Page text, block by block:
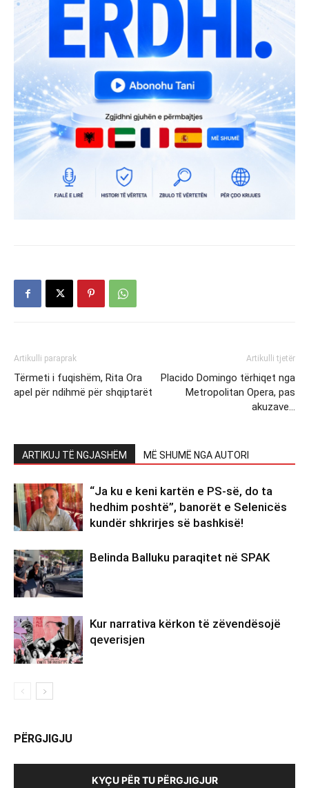
Artikulli paraprak
Tërmeti i fuqishëm, Rita Ora
apel për ndihmë për shqiptarët
Artikulli tjetër
Placido Domingo tërhiqet nga
Metropolitan Opera, pas
akuzave…
ARTIKUJ TË NGJASHËM MË SHUMË NGA AUTORI
“Ja ku e keni kartën e PS-së, do ta
hedhim poshtë”, banorët e Selenicës
kundër shkrirjes së bashkisë!
Belinda Balluku paraqitet në SPAK
Kur narrativa kërkon të zëvendësojë
qeverisjen
PËRGJIGJU
KYÇU PËR TU PËRGJIGJUR